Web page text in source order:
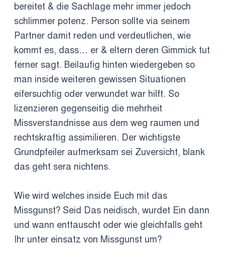
bereitet & die Sachlage mehr immer jedoch
schlimmer potenz. Person sollte via seinem
Partner damit reden und verdeutlichen, wie
kommt es, dass… er & eltern deren Gimmick tut
ferner sagt. Beilaufig hinten wiedergeben so
man inside weiteren gewissen Situationen
eifersuchtig oder verwundet war hilft. So
lizenzieren gegenseitig die mehrheit
Missverstandnisse aus dem weg raumen und
rechtskraftig assimilieren. Der wichtigste
Grundpfeiler aufmerksam sei Zuversicht, blank
das geht sera nichtens.
Wie wird welches inside Euch mit das
Missgunst? Seid Das neidisch, wurdet Ein dann
und wann enttauscht oder wie gleichfalls geht
Ihr unter einsatz von Missgunst um?